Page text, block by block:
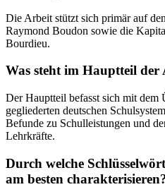
Die Arbeit stützt sich primär auf
Raymond Boudon sowie die
Bourdieu.
Was steht im Hauptteil
Der Hauptteil befasst sich mit dem
gegliederten deutschen
Befunde zu Schulleistungen und
Lehrkräfte.
Durch welche
am besten